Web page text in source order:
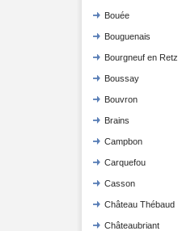
Bouée
Bouguenais
Bourgneuf en Retz
Boussay
Bouvron
Brains
Campbon
Carquefou
Casson
Château Thébaud
Châteaubriant